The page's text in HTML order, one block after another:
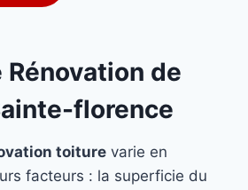
Rénovation de
florence
toiture varie en
facteurs : la superficie du